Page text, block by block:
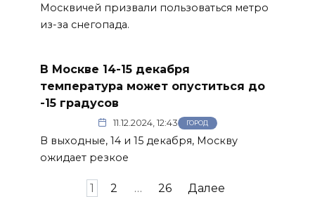
Москвичей призвали пользоваться метро
из-за снегопада.
В Москве 14-15 декабря
температура может опуститься до
-15 градусов
11.12.2024, 12:43 ГОРОД
В выходные, 14 и 15 декабря, Москву
ожидает резкое
1 2 … 26 Далее